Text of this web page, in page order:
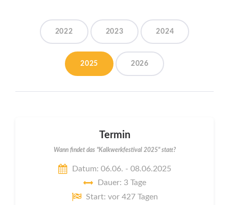
2022 2023 2024
2025 2026
Termin
Wann findet das "Kalkwerkfestival 2025" statt?
Datum: 06.06. - 08.06.2025
Dauer: 3 Tage
Start: vor 427 Tagen